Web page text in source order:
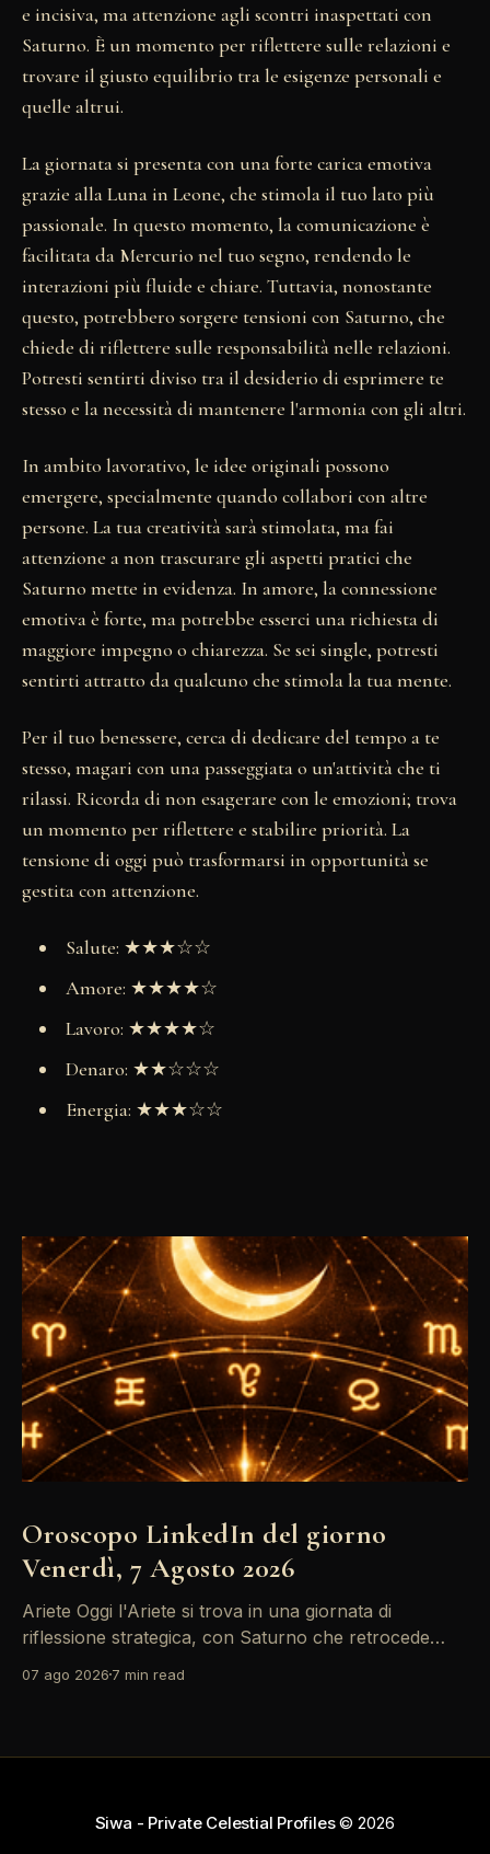
e incisiva, ma attenzione agli scontri inaspettati con
Saturno. È un momento per riflettere sulle relazioni e
trovare il giusto equilibrio tra le esigenze personali e
quelle altrui.
La giornata si presenta con una forte carica emotiva
grazie alla Luna in Leone, che stimola il tuo lato più
passionale. In questo momento, la comunicazione è
facilitata da Mercurio nel tuo segno, rendendo le
interazioni più fluide e chiare. Tuttavia, nonostante
questo, potrebbero sorgere tensioni con Saturno, che
chiede di riflettere sulle responsabilità nelle relazioni.
Potresti sentirti diviso tra il desiderio di esprimere te
stesso e la necessità di mantenere l'armonia con gli altri.
In ambito lavorativo, le idee originali possono
emergere, specialmente quando collabori con altre
persone. La tua creatività sarà stimolata, ma fai
attenzione a non trascurare gli aspetti pratici che
Saturno mette in evidenza. In amore, la connessione
emotiva è forte, ma potrebbe esserci una richiesta di
maggiore impegno o chiarezza. Se sei single, potresti
sentirti attratto da qualcuno che stimola la tua mente.
Per il tuo benessere, cerca di dedicare del tempo a te
stesso, magari con una passeggiata o un'attività che ti
rilassi. Ricorda di non esagerare con le emozioni; trova
un momento per riflettere e stabilire priorità. La
tensione di oggi può trasformarsi in opportunità se
gestita con attenzione.
Salute: ★★★☆☆
Amore: ★★★★☆
Lavoro: ★★★★☆
Denaro: ★★☆☆☆
Energia: ★★★☆☆
Oroscopo LinkedIn del giorno
Venerdì, 7 Agosto 2026
Ariete Oggi l'Ariete si trova in una giornata di
riflessione strategica, con Saturno che retrocede
riconsiderare il tuo personal brand e l'engagement
07 ago 2026 7 min read
Siwa - Private Celestial Profiles© 2026